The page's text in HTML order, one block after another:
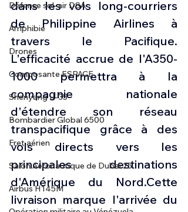
Défense sol-air DSA
Amphibie
Drones
Composante ESPACE
Shenyang J-35
Bombardier Global 6500
Fret aérien
Salon Aéronautique de Dubaï 25
Airbus H145M
dans les vols long-courriers
de Philippine Airlines à
travers le Pacifique.
L'efficacité accrue de l'A350-
1000 permettra à la
compagnie nationale
d'étendre son réseau
transpacifique grâce à des
vols directs vers les
principales destinations
d'Amérique du Nord.Cette
livraison marque l'arrivée du